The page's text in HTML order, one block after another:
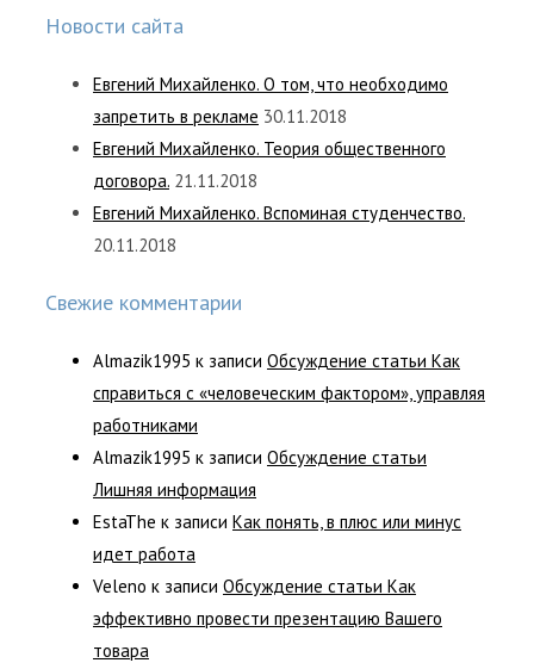
Новости сайта
Евгений Михайленко. О том, что необходимо
запретить в рекламе 30.11.2018
Евгений Михайленко. Теория общественного
договора. 21.11.2018
Евгений Михайленко. Вспоминая студенчество.
20.11.2018
Свежие комментарии
Almazik1995 к записи Обсуждение статьи Как
справиться с «человеческим фактором», управляя
работниками
Almazik1995 к записи Обсуждение статьи
Лишняя информация
EstaThe к записи Как понять, в плюс или минус
идет работа
Veleno к записи Обсуждение статьи Как
эффективно провести презентацию Вашего
товара